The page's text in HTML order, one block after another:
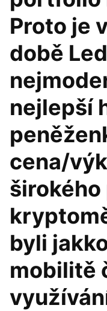
Proto je
době
nejlepší
cena/
byli
mobilitě